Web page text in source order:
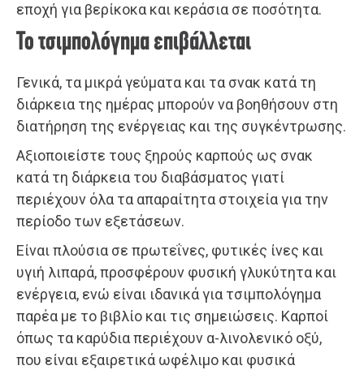
εποχή για βερίκοκα και κεράσια σε ποσότητα.
Το τσιμπολόγημα επιβάλλεται
Γενικά, τα μικρά γεύματα και τα σνακ κατά τη
διάρκεια της ημέρας μπορούν να βοηθήσουν στη
διατήρηση της ενέργειας και της συγκέντρωσης.
Αξιοποιείστε τους ξηρούς καρπούς ως σνακ
κατά τη διάρκεια του διαβάσματος γιατί
περιέχουν όλα τα απαραίτητα στοιχεία για την
περίοδο των εξετάσεων.
Είναι πλούσια σε πρωτεΐνες, φυτικές ίνες και
υγιή λιπαρά, προσφέρουν φυσική γλυκύτητα και
ενέργεια, ενώ είναι ιδανικά για τσιμπολόγημα
παρέα με το βιβλίο και τις σημειώσεις. Καρποί
όπως τα καρύδια περιέχουν α-λινολενικό οξύ,
που είναι εξαιρετικά ωφέλιμο και φυσικά